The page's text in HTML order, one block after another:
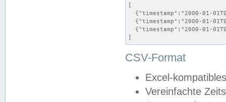
[
{"timestamp":"2000-01-
{"timestamp":"2000-01-
{"timestamp":"2000-01-
]
CSV-Format
Excel-
Vereinfachte